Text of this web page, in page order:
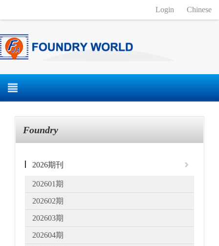
Login Chinese
Foundry
2026期刊
202601期
202602期
202603期
202604期